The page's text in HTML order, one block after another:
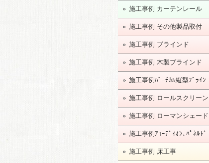
施工事例 カーテンレール
施工事例 その他製品取付
施工事例 ブラインド
施工事例 木製ブラインド
施工事例ﾊﾞｰﾁｶﾙ縦型ﾌﾞﾗｲﾝ
ﾄﾞ 施工事例 ロールスクリーン
施工事例 ローマンシェード
施工事例ｱｺｰﾃﾞｨｵﾝ､ﾊﾟﾈﾙﾄﾞ
施工事例 床工事